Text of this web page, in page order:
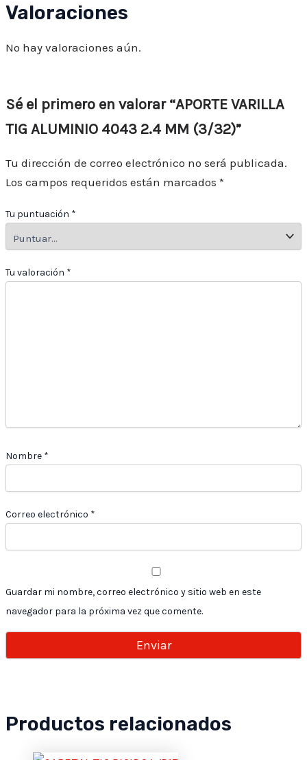
Valoraciones
No hay valoraciones aún.
Sé el primero en valorar “APORTE VARILLA
TIG ALUMINIO 4043 2.4 MM (3/32)”
Tu dirección de correo electrónico no será publicada.
Los campos requeridos están marcados *
Tu puntuación *
Tu valoración *
Nombre *
Correo electrónico *
Guardar mi nombre, correo electrónico y sitio web en este
navegador para la próxima vez que comente.
Productos relacionados